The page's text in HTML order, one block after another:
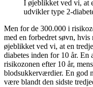
I øjeblikket ved vi, at
udvikler type 2-
Men for de 300.000 i
med en forbedret søvn,
øjeblikket ved vi, at en
diabetes inden for 10 år.
risikozonen efter 10 år,
blodsukkerværdier. En god
være blandt den sidste